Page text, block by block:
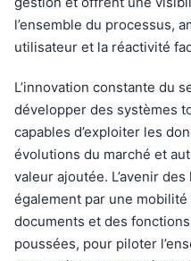
l’ensemble du processus,
utilisateur et la réactivité
L’innovation constante du
développer des systèmes
capables d’exploiter les
évolutions du marché et
valeur ajoutée. L’avenir
également par une
documents et des
poussées, pour piloter